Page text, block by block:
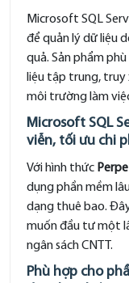
Microsoft SQL
để quản lý dữ liệu
quả. Sản phẩm
liệu tập trung, truy
môi trường làm
Microsoft SQL
viễn, tối ưu chi
Với hình thức
dụng phần mềm
dạng thuê bao.
muốn đầu tư một
ngân sách CNTT.
Phù hợp cho